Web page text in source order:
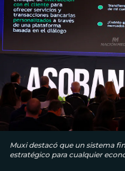
Muxi destacó que un sistema
estratégico para cualquier